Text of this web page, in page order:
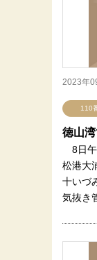
2023年
110
徳山
8日午
松港大
十いづ
気抜き